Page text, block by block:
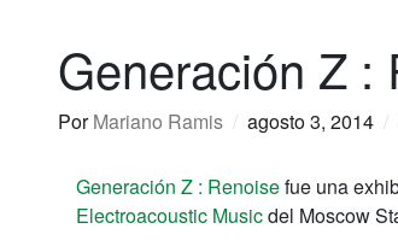
Generación Z :
PorMariano Ramis / agosto 3, 2014 /
Generación Z : Renoisefue una
Electroacoustic Musicdel Moscow